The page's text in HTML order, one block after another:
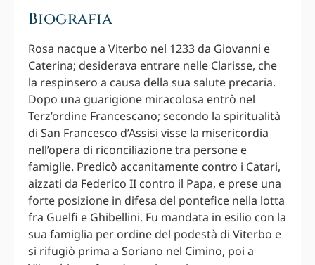
Biografia
Rosa nacque a Viterbo nel 1233 da Giovanni e
Caterina; desiderava entrare nelle Clarisse, che
la respinsero a causa della sua salute precaria.
Dopo una guarigione miracolosa entrò nel
Terz’ordine Francescano; secondo la spiritualità
di San Francesco d’Assisi visse la misericordia
nell’opera di riconciliazione tra persone e
famiglie. Predicò accanitamente contro i Catari,
aizzati da Federico II contro il Papa, e prese una
forte posizione in difesa del pontefice nella lotta
fra Guelfi e Ghibellini. Fu mandata in esilio con la
sua famiglia per ordine del podestà di Viterbo e
si rifugiò prima a Soriano nel Cimino, poi a